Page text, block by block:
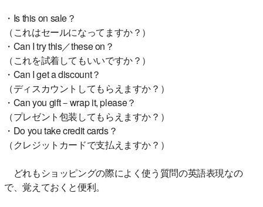
・Is this on sale？
（これはセールになってますか？）
・Can I try this／these on？
（これを試着してもいいですか？）
・Can I get a discount？
（ディスカウントしてもらえますか？）
・Can you gift－wrap it, please？
（プレゼント包装してもらえますか？）
・Do you take credit cards？
（クレジットカードで支払えますか？）
どれもショッピングの際によく使う質問の英語表現なの
で、覚えておくと便利。